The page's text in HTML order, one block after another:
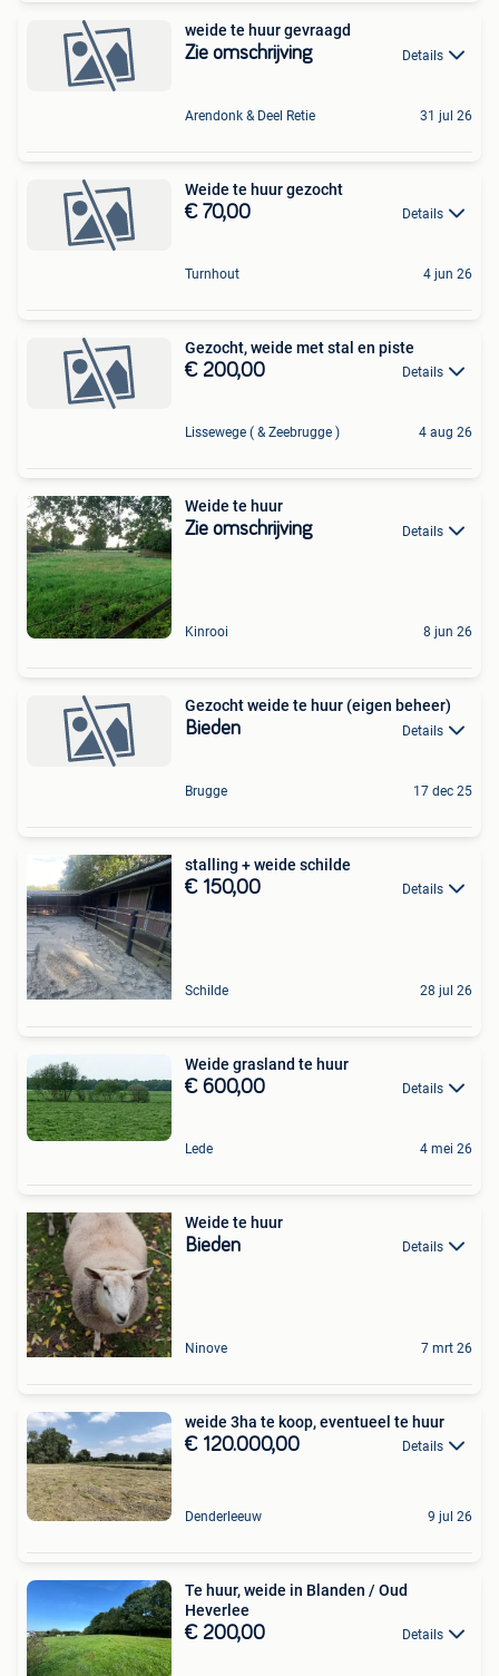
weide te huur gevraagd
Zie omschrijving Details
Arendonk & Deel Retie 31 jul 26
Weide te huur gezocht
€ 70,00 Details
Turnhout 4 jun 26
Gezocht, weide met stal en piste
€ 200,00 Details
Lissewege ( & Zeebrugge ) 4 aug 26
Weide te huur
Zie omschrijving Details
Kinrooi 8 jun 26
Gezocht weide te huur (eigen beheer)
Bieden Details
Brugge 17 dec 25
stalling + weide schilde
€ 150,00 Details
Schilde 28 jul 26
Weide grasland te huur
€ 600,00 Details
Lede 4 mei 26
Weide te huur
Bieden Details
Ninove 7 mrt 26
weide 3ha te koop, eventueel te huur
€ 120.000,00 Details
Denderleeuw 9 jul 26
Te huur, weide in Blanden / Oud
Heverlee
€ 200,00 Details